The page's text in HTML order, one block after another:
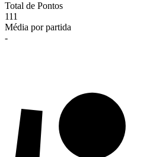
Total de Pontos
111
Média por partida
-